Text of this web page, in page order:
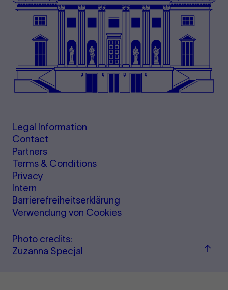
Legal Information
Contact
Partners
Terms & Conditions
Privacy
Intern
Barrierefreiheitserklärung
Verwendung von Cookies
Photo credits:
Zuzanna Specjal
Jump